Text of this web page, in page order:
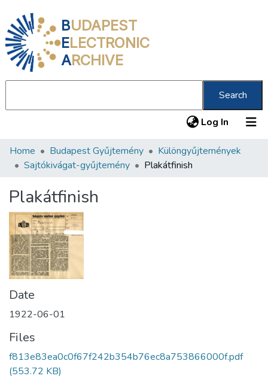
BUDAPEST
ELECTRONIC
ARCHIVE
Search
Log In (current)
Communities & Collections
Statistics
About us
Home Budapest Gyűjtemény
Különgyűjtemények
Sajtókivágat-gyűjtemény
Plakátfinish
Plakátfinish
Date
1922-06-01
Files
f813e83ea0c0f67f242b354b76ec8a753866000f.pdf
(553.72 KB)